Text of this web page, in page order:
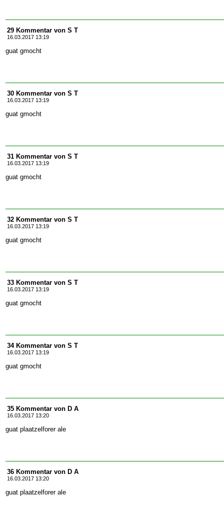
29 Kommentar von S T
16.03.2017 13:19
guat gmocht
30 Kommentar von S T
16.03.2017 13:19
guat gmocht
31 Kommentar von S T
16.03.2017 13:19
guat gmocht
32 Kommentar von S T
16.03.2017 13:19
guat gmocht
33 Kommentar von S T
16.03.2017 13:19
guat gmocht
34 Kommentar von S T
16.03.2017 13:19
guat gmocht
35 Kommentar von D A
16.03.2017 13:20
guat plaatzelforer ale
36 Kommentar von D A
16.03.2017 13:20
guat plaatzelforer ale